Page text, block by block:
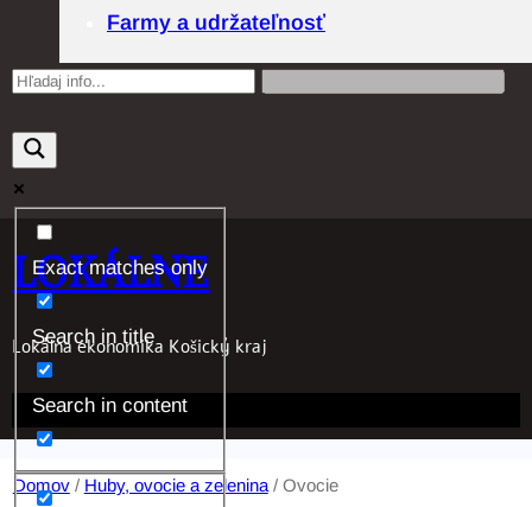
Farmy a udržateľnosť
Exact matches only
Search in title
Search in content
LOKÁLNE
Lokálna ekonomika Košický kraj
Domov/ Huby, ovocie a zelenina/ Ovocie